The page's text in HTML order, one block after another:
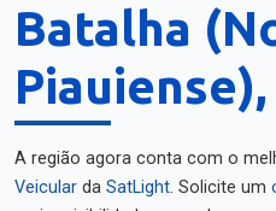
Batalha
A região agora conta com o
Veicular da SatLight. Solicite um